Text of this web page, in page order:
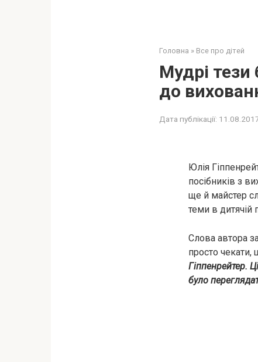
Головна » Все про дітей
Мудрі тези
до
Дата публікації:
Юлія
посібників з
ще й майстер
теми в дитячій
Слова автора
просто чекати,
Гіппенрейтер.
було